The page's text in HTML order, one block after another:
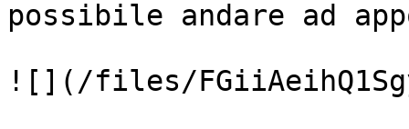
possibile andare ad
![](/files/